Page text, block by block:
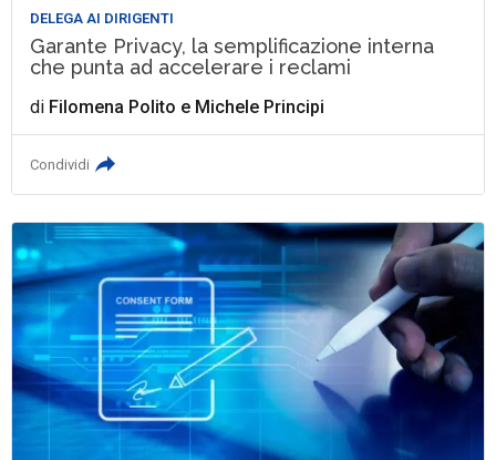
DELEGA AI DIRIGENTI
Garante Privacy, la semplificazione interna
che punta ad accelerare i reclami
di Filomena Polito e Michele Principi
Condividi